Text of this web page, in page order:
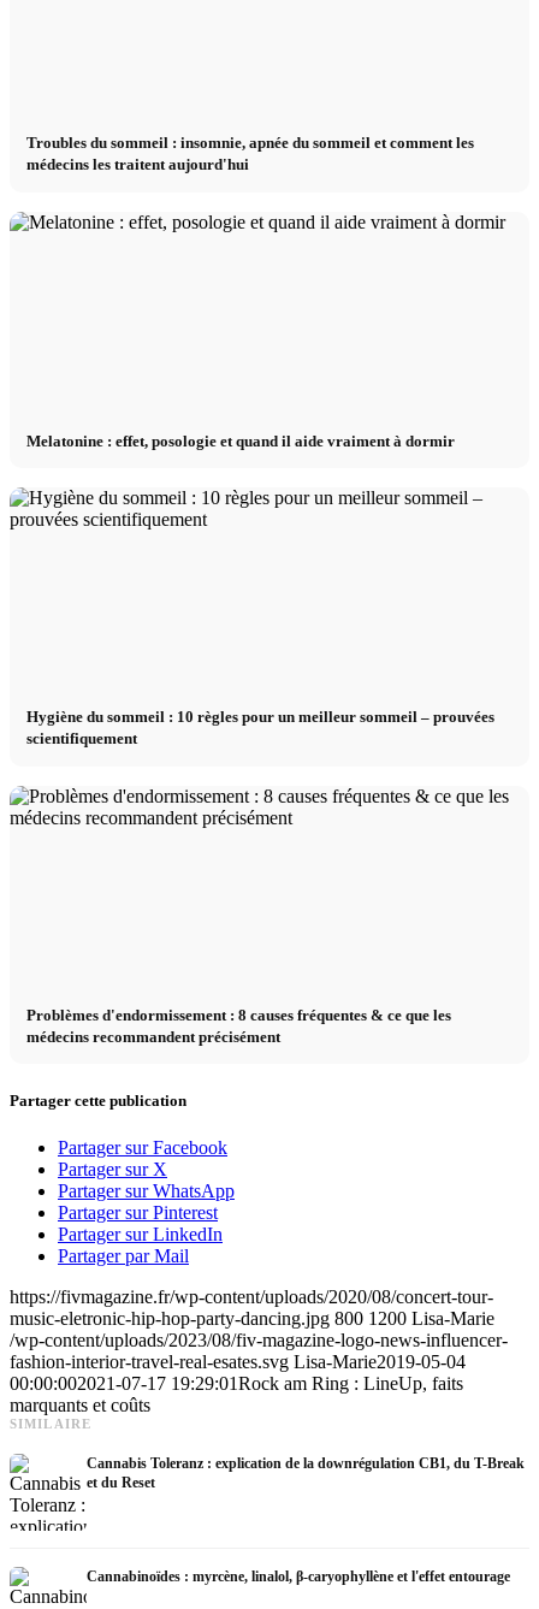
Troubles du sommeil : insomnie, apnée du sommeil et comment les
médecins les traitent aujourd'hui
Melatonine : effet, posologie et quand il aide vraiment à dormir
Hygiène du sommeil : 10 règles pour un meilleur sommeil – prouvées
scientifiquement
Problèmes d'endormissement : 8 causes fréquentes & ce que les
médecins recommandent précisément
Partager cette publication
Partager sur Facebook
Partager sur X
Partager sur WhatsApp
Partager sur Pinterest
Partager sur LinkedIn
Partager par Mail
https://fivmagazine.fr/wp-content/uploads/2020/08/concert-tour-
music-eletronic-hip-hop-party-dancing.jpg 800 1200 Lisa-Marie
/wp-content/uploads/2023/08/fiv-magazine-logo-news-influencer-
fashion-interior-travel-real-esates.svg Lisa-Marie2019-05-04
00:00:002021-07-17 19:29:01Rock am Ring : LineUp, faits
marquants et coûts
SIMILAIRE
Cannabis Toleranz : explication de la downrégulation CB1, du T-Break
et du Reset
Cannabinoïdes : myrcène, linalol, β-caryophyllène et l'effet entourage